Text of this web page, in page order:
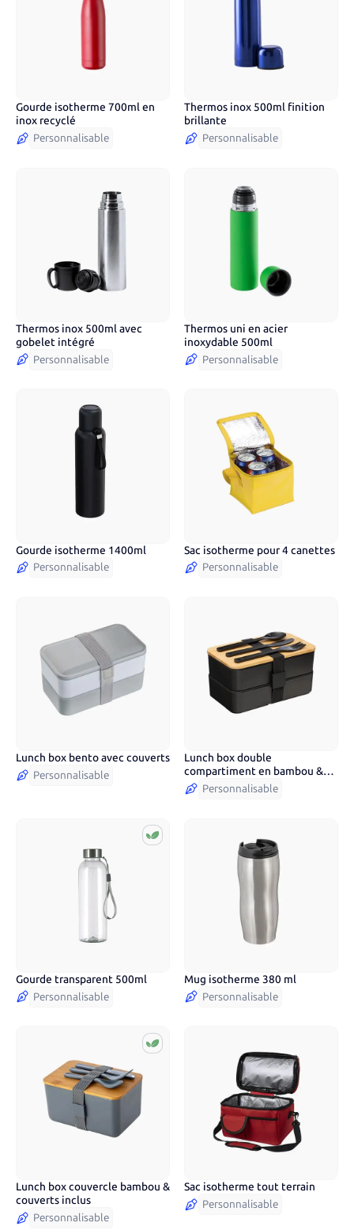
4couleurs
Gourde isotherme 700ml en
inox recyclé
Personnalisable
8couleurs
Thermos inox 500ml finition
brillante
Personnalisable
6couleurs
Thermos inox 500ml avec
gobelet intégré
Personnalisable
8couleurs
Thermos uni en acier
inoxydable 500ml
Personnalisable
Gourde isotherme 1400ml
Personnalisable
5 couleurs
Sac isotherme pour 4 canettes
Personnalisable
2couleurs
Lunch box bento avec couverts
Personnalisable
Lunch box double
compartiment en bambou &
plastique
Personnalisable
5couleurs
Gourde transparent 500ml
Personnalisable
Mug isotherme 380 ml
Personnalisable
Lunch box couvercle bambou &
couverts inclus
Personnalisable
3 couleurs
Sac isotherme tout terrain
Personnalisable